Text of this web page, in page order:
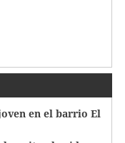
en el barrio El